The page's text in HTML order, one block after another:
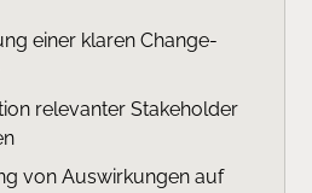
einer klaren Change-
relevanter Stakeholder
von Auswirkungen auf